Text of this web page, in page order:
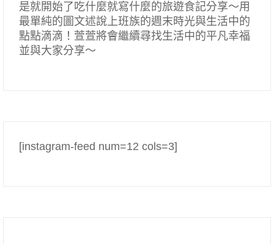
是就開始了吃什麼就寫什麼的旅遊食記分享～用
最單純的圖文述說上班族的週末時光與生活中的
點點滴滴！萱萱將會繼續尋找生活中的平凡幸福
並與大家分享～
[instagram-feed num=12 cols=3]